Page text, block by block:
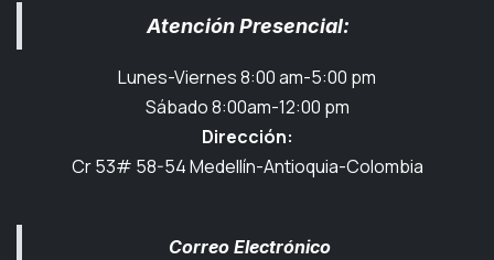
Atención Presencial:
Lunes-Viernes 8:00 am-5:00 pm
Sábado 8:00am-12:00 pm
Dirección:
Cr 53# 58-54 Medellín-Antioquia-Colombia
Correo Electrónico